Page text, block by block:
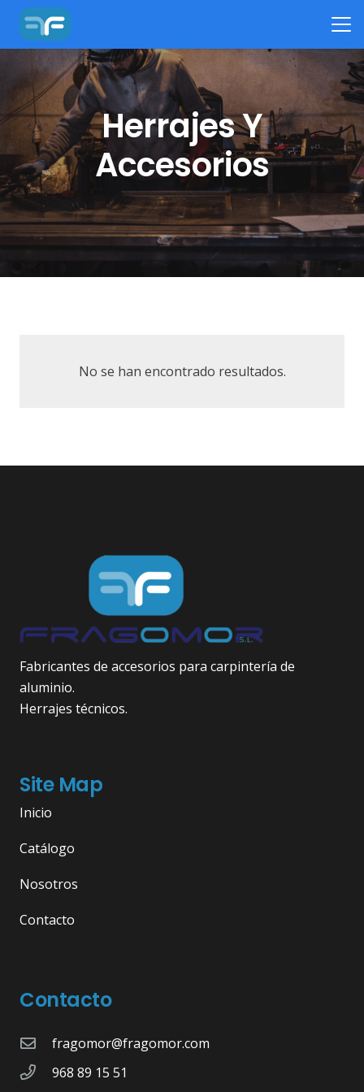
Herrajes Y
Accesorios
No se han encontrado resultados.
Fabricantes de accesorios para carpintería de
aluminio.
Herrajes técnicos.
Site Map
Inicio
Catálogo
Nosotros
Contacto
Contacto
fragomor@fragomor.com
968 89 15 51